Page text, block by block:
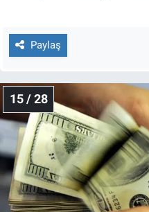
Paylaş
15 / 28